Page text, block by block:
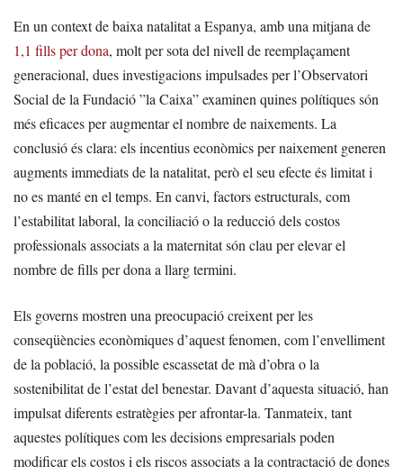
En un context de baixa natalitat a Espanya, amb una mitjana de
1,1 fills per dona, molt per sota del nivell de reemplaçament
generacional, dues investigacions impulsades per l’Observatori
Social de la Fundació ”la Caixa” examinen quines polítiques són
més eficaces per augmentar el nombre de naixements. La
conclusió és clara: els incentius econòmics per naixement generen
augments immediats de la natalitat, però el seu efecte és limitat i
no es manté en el temps. En canvi, factors estructurals, com
l’estabilitat laboral, la conciliació o la reducció dels costos
professionals associats a la maternitat són clau per elevar el
nombre de fills per dona a llarg termini.
Els governs mostren una preocupació creixent per les
conseqüències econòmiques d’aquest fenomen, com l’envelliment
de la població, la possible escassetat de mà d’obra o la
sostenibilitat de l’estat del benestar. Davant d’aquesta situació, han
impulsat diferents estratègies per afrontar-la. Tanmateix, tant
aquestes polítiques com les decisions empresarials poden
modificar els costos i els riscos associats a la contractació de dones